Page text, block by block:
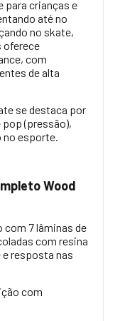
para crianças e
até no
no skate,
oferece
com
de alta
se destaca por
(pressão),
no esporte.
Wood
com 7 lâminas de
com resina
resposta nas
com